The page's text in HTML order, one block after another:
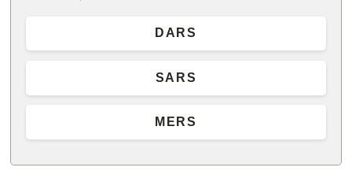
DARS
SARS
MERS